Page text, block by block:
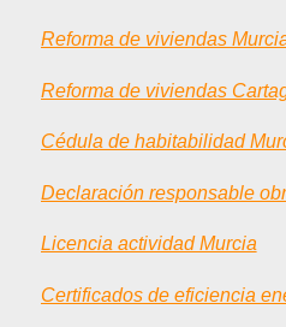
Reforma de viviendas
Reforma de viviendas
Cédula de habitabilidad
Declaración responsable
Licencia actividad Murcia
Certificados de eficiencia